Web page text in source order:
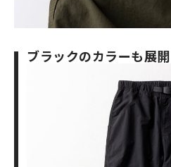
ブラックのカラーも展開